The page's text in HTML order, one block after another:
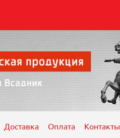
Доставка Оплата Контакты